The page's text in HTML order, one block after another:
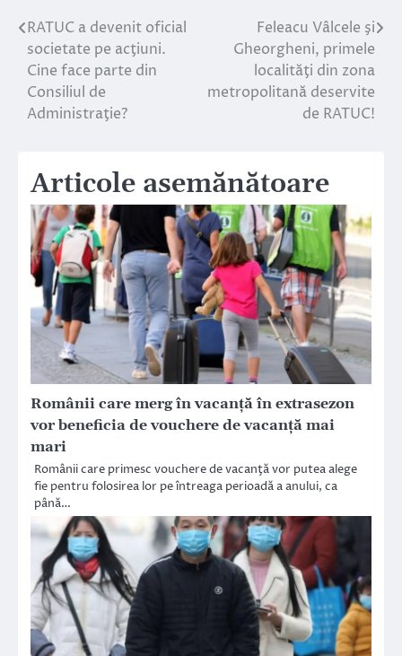
Navigare
în
articole
RATUC a devenit oficial
societate pe acţiuni.
Cine face parte din
Consiliul de
Administraţie?
Feleacu Vâlcele şi
Gheorgheni, primele
localităţi din zona
metropolitană deservite
de RATUC!
Articole asemănătoare
Românii care merg în vacanță în extrasezon
vor beneficia de vouchere de vacanță mai
mari
Românii care primesc vouchere de vacanţă vor putea alege
fie pentru folosirea lor pe întreaga perioadă a anului, ca
până…